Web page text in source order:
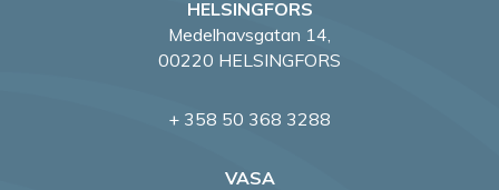
HELSINGFORS
Medelhavsgatan 14,
00220 HELSINGFORS
+ 358 50 368 3288
VASA